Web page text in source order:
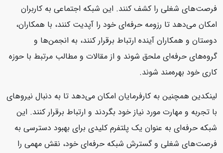
فرصت‌های شغلی را کشف کنند. این شبکه اجتماعی به کاربران
امکان می‌دهد تا رزومه حرفه‌ای خود را آپدیت کنند، با همکاران،
دوستان و همکاران آینده ارتباط برقرار کنند، به انجمن‌ها و
گروه‌های حرفه‌ای ملحق شوند و از مقالات و مطالب مرتبط با حوزه
کاری خود بهره‌مند شوند.
لینکدین همچنین به کارفرمایان امکان می‌دهد تا به دنبال نیروهای
با تجربه و مهارت مورد نیاز خود بگردند و ارتباط برقرار کنند. این
شبکه حرفه‌ای به عنوان یک پلتفرم کلیدی برای بهبود دسترسی به
فرصت‌های شغلی و گسترش شبکه حرفه‌ای خود، نقش مهمی را